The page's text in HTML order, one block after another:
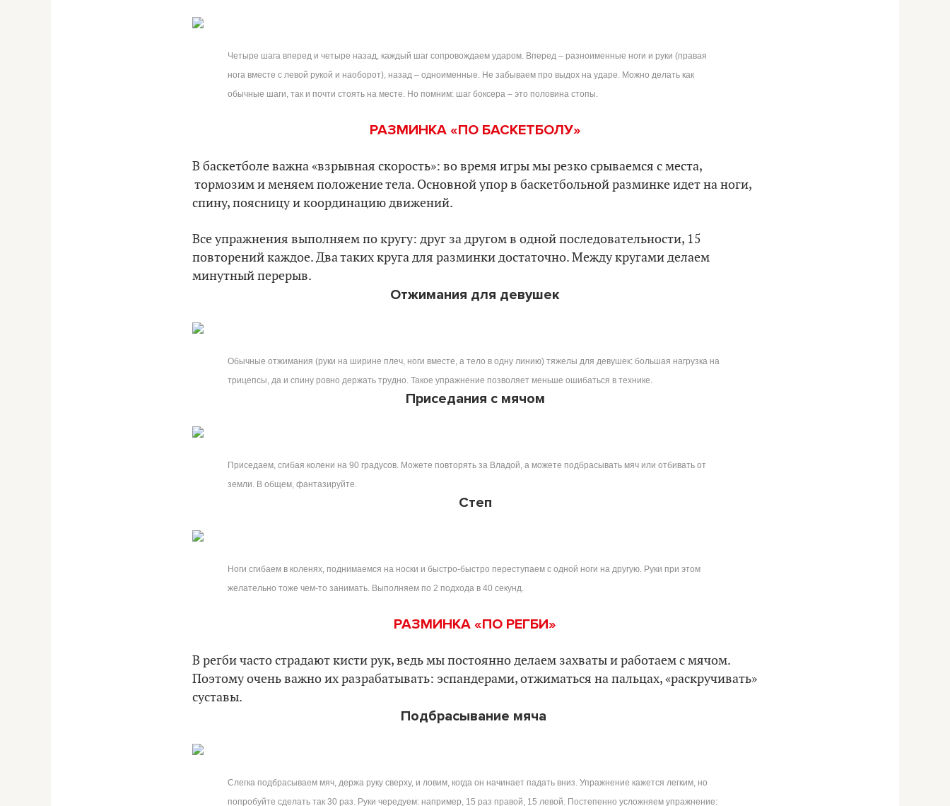
Четыре шага вперед и четыре назад, каждый шаг сопровождаем ударом. Вперед – разноименные ноги и руки (правая
нога вместе с левой рукой и наоборот), назад – одноименные. Не забываем про выдох на ударе. Можно делать как
обычные шаги, так и почти стоять на месте. Но помним: шаг боксера – это половина стопы.
РАЗМИНКА «ПО БАСКЕТБОЛУ»
В баскетболе важна «взрывная скорость»: во время игры мы резко срываемся с места,
тормозим и меняем положение тела. Основной упор в баскетбольной разминке идет на ноги,
спину, поясницу и координацию движений.
Все упражнения выполняем по кругу: друг за другом в одной последовательности, 15
повторений каждое. Два таких круга для разминки достаточно. Между кругами делаем
минутный перерыв.
Отжимания для девушек
Обычные отжимания (руки на ширине плеч, ноги вместе, а тело в одну линию) тяжелы для девушек: большая нагрузка на
трицепсы, да и спину ровно держать трудно. Такое упражнение позволяет меньше ошибаться в технике.
Приседания с мячом
Приседаем, сгибая колени на 90 градусов. Можете повторять за Владой, а можете подбрасывать мяч или отбивать от
земли. В общем, фантазируйте.
Степ
Ноги сгибаем в коленях, поднимаемся на носки и быстро-быстро переступаем с одной ноги на другую. Руки при этом
желательно тоже чем-то занимать. Выполняем по 2 подхода в 40 секунд.
РАЗМИНКА «ПО РЕГБИ»
В регби часто страдают кисти рук, ведь мы постоянно делаем захваты и работаем с мячом.
Поэтому очень важно их разрабатывать: эспандерами, отжиматься на пальцах, «раскручивать»
суставы.
Подбрасывание мяча
Слегка подбрасываем мяч, держа руку сверху, и ловим, когда он начинает падать вниз. Упражнение кажется легким, но
попробуйте сделать так 30 раз. Руки чередуем: например, 15 раз правой, 15 левой. Постепенно усложняем упражнение: